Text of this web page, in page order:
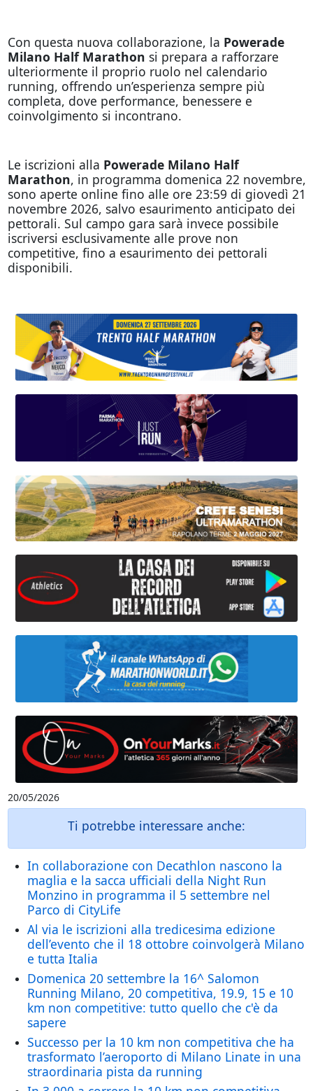
Con questa nuova collaborazione, la Powerade
Milano Half Marathon si prepara a rafforzare
ulteriormente il proprio ruolo nel calendario
running, offrendo un’esperienza sempre più
completa, dove performance, benessere e
coinvolgimento si incontrano.
Le iscrizioni alla Powerade Milano Half
Marathon, in programma domenica 22 novembre,
sono aperte online fino alle ore 23:59 di giovedì 21
novembre 2026, salvo esaurimento anticipato dei
pettorali. Sul campo gara sarà invece possibile
iscriversi esclusivamente alle prove non
competitive, fino a esaurimento dei pettorali
disponibili.
20/05/2026
Ti potrebbe interessare anche:
In collaborazione con Decathlon nascono la
maglia e la sacca ufficiali della Night Run
Monzino in programma il 5 settembre nel
Parco di CityLife
Al via le iscrizioni alla tredicesima edizione
dell’evento che il 18 ottobre coinvolgerà Milano
e tutta Italia
Domenica 20 settembre la 16^ Salomon
Running Milano, 20 competitiva, 19.9, 15 e 10
km non competitive: tutto quello che c'è da
sapere
Successo per la 10 km non competitiva che ha
trasformato l’aeroporto di Milano Linate in una
straordinaria pista da running